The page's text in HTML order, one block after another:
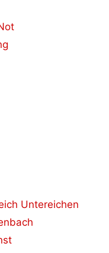
Untereichen